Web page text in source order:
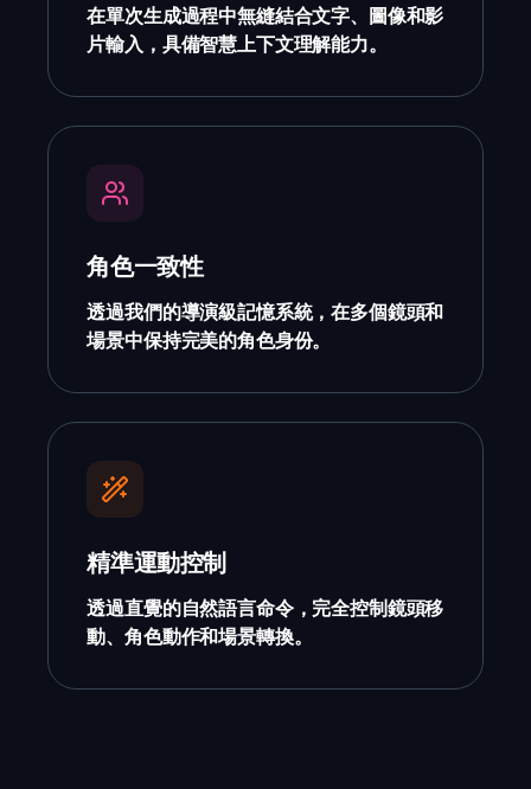
在單次生成過程中無縫結合文字、圖像和影
片輸入，具備智慧上下文理解能力。
角色一致性
透過我們的導演級記憶系統，在多個鏡頭和
場景中保持完美的角色身份。
精準運動控制
透過直覺的自然語言命令，完全控制鏡頭移
動、角色動作和場景轉換。